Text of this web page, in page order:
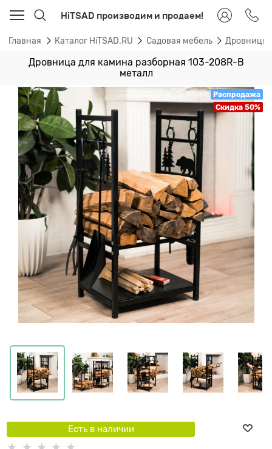
HiTSAD производим и продаем!
Главная Каталог HiTSAD.RU Садовая мебель Дровницы
Дровница для камина разборная 103-208R-B
металл
Распродажа
Скидка 50%
Есть в наличии